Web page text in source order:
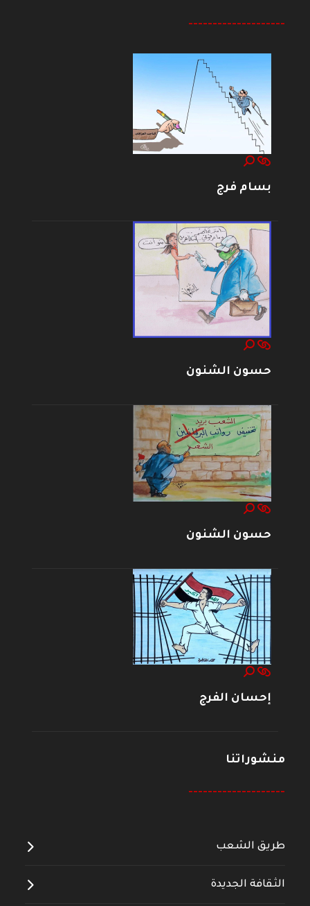
--------------------
بسام فرج
حسون الشنون
حسون الشنون
إحسان الفرج
منشوراتنا
--------------------
طريق الشعب
الثقافة الجديدة